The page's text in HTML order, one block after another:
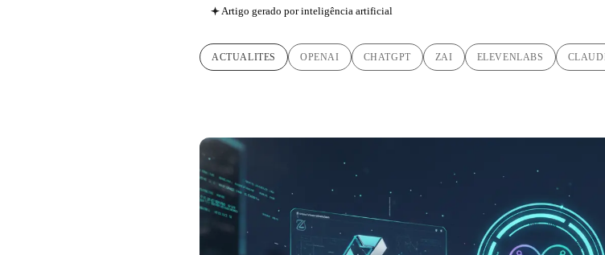
Artigo gerado por inteligência artificial
ACTUALITES OPENAI CHATGPT ZAI ELEVENLABS